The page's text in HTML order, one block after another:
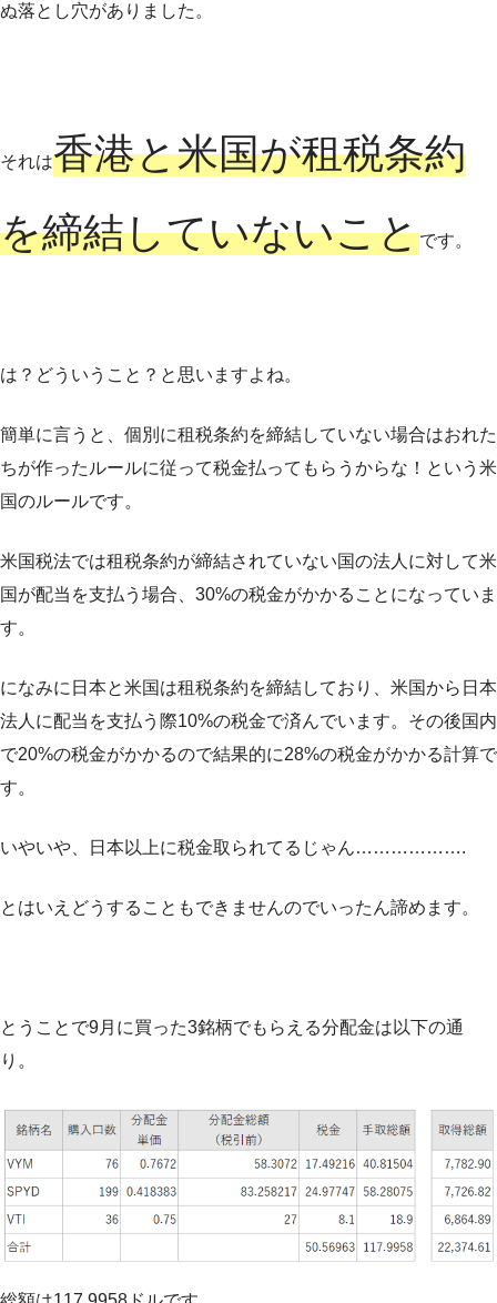
ぬ落とし穴がありました。
それは香港と米国が租税条約
を締結していないことです。
は？どういうこと？と思いますよね。
簡単に言うと、個別に租税条約を締結していない場合はおれた
ちが作ったルールに従って税金払ってもらうからな！という米
国のルールです。
米国税法では租税条約が締結されていない国の法人に対して米
国が配当を支払う場合、30%の税金がかかることになっていま
す。
になみに日本と米国は租税条約を締結しており、米国から日本
法人に配当を支払う際10%の税金で済んでいます。その後国内
で20%の税金がかかるので結果的に28%の税金がかかる計算で
す。
いやいや、日本以上に税金取られてるじゃん……………….
とはいえどうすることもできませんのでいったん諦めます。
とうことで9月に買った3銘柄でもらえる分配金は以下の通
り。